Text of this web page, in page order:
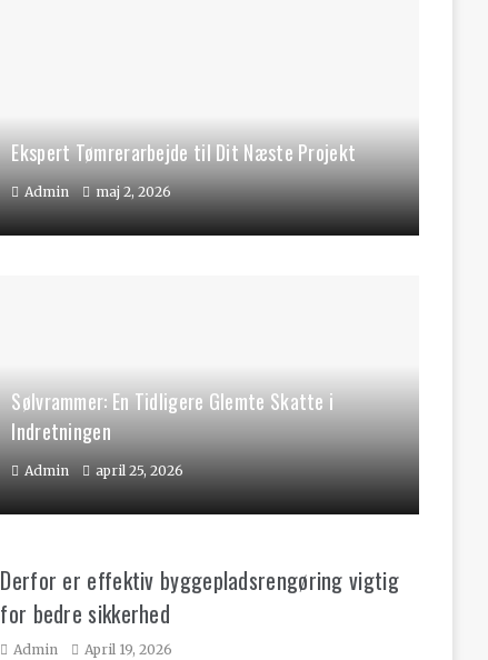
Ekspert Tømrerarbejde til Dit Næste Projekt
Admin maj 2, 2026
Sølvrammer: En Tidligere Glemte Skatte i
Indretningen
Admin april 25, 2026
Derfor er effektiv byggepladsrengøring vigtig
for bedre sikkerhed
Admin April 19, 2026